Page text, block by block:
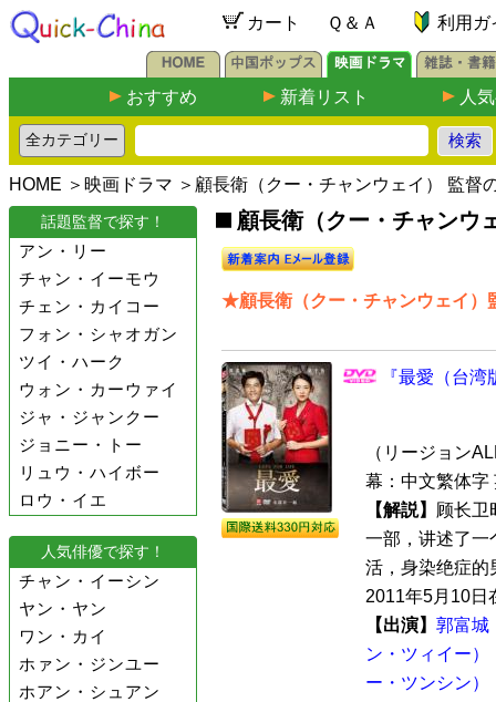
カート Ｑ＆Ａ 利用ガ
おすすめ 新着リスト 人
HOME ＞ 映画ドラマ ＞顧長衛（クー・チャンウェイ） 監督
話題監督で探す！
アン・リー
チャン・イーモウ
チェン・カイコー
フォン・シャオガン
ツイ・ハーク
ウォン・カーウァイ
ジャ・ジャンクー
ジョニー・トー
リュウ・ハイボー
ロウ・イエ
人気俳優で探す！
チャン・イーシン
ヤン・ヤン
ワン・カイ
ホァン・ジンユー
ホアン・シュアン
顧長衛（クー・チャンウ
★顧長衛（クー・チャンウェイ）
『最愛（台
（リージョン
幕：中文繁体字
【解説】
顾长卫
一部，讲述了一
活，身染绝症的
2011年5月10日
【出演】 郭富城
ン・ツィイー）
ー・ツンシン）